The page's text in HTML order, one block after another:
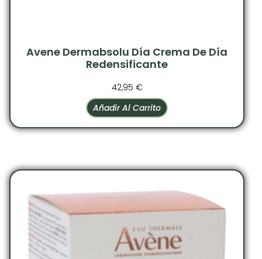
Avene Dermabsolu Día Crema De Día
Redensificante
42,95 €
Añadir Al Carrito